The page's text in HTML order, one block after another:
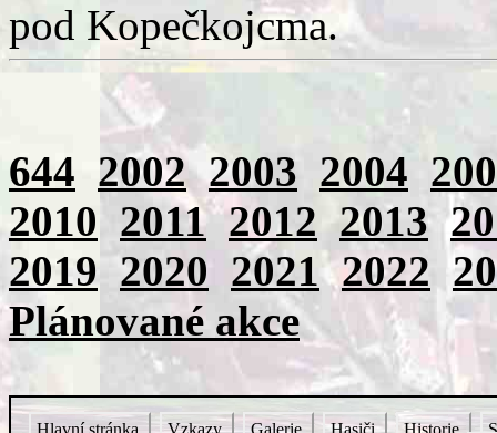
pod Kopečkojcma.
644 2002 2003 2004
2010 2011 2012 2013
2019 2020 2021 2022
Plánované akce
Hlavní stránka Vzkazy Galerie Hasiči Historie